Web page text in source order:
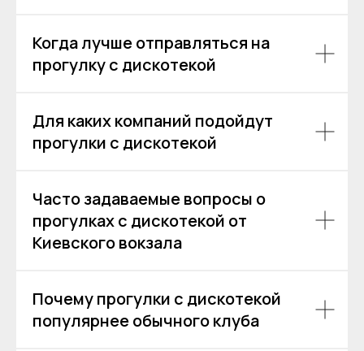
Когда лучше отправляться на
прогулку с дискотекой
Для каких компаний подойдут
прогулки с дискотекой
Часто задаваемые вопросы о
прогулках с дискотекой от
Киевского вокзала
Почему прогулки с дискотекой
популярнее обычного клуба